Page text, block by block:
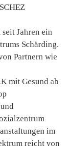
Jahren ein
Schärding.
Partnern wie
mit Gesund ab
im
reicht von